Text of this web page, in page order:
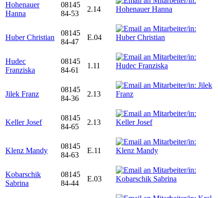
Hohenauer
Hanna
08145
84-53
2.14
Huber Christian
08145
84-47
E.04
Hudec
Franziska
08145
84-61
1.11
Jilek Franz
08145
84-36
2.13
Keller Josef
08145
84-65
2.13
Klenz Mandy
08145
84-63
E.11
Kobarschik
Sabrina
08145
84-44
E.03